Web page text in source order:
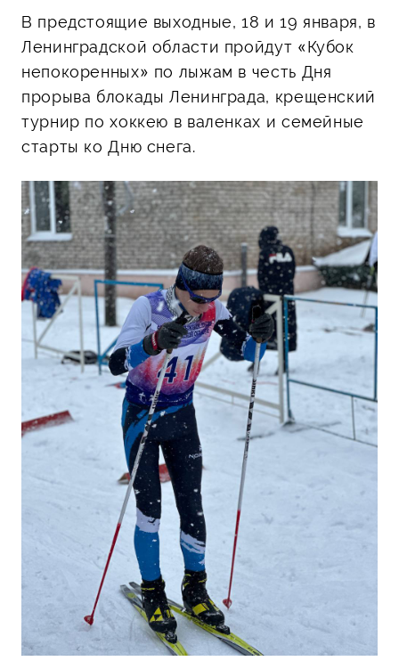
В предстоящие выходные, 18 и 19 января, в
Ленинградской области пройдут «Кубок
непокоренных» по лыжам в честь Дня
прорыва блокады Ленинграда, крещенский
турнир по хоккею в валенках и семейные
старты ко Дню снега.